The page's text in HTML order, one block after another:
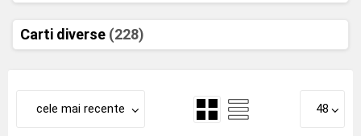
Carti diverse (228)
cele mai recente 48